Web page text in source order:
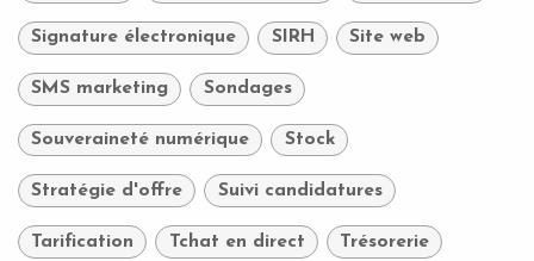
Signature électronique SIRH Site web
SMS marketing Sondages
Souveraineté numérique Stock
Stratégie d'offre Suivi candidatures
Tarification Tchat en direct Trésorerie